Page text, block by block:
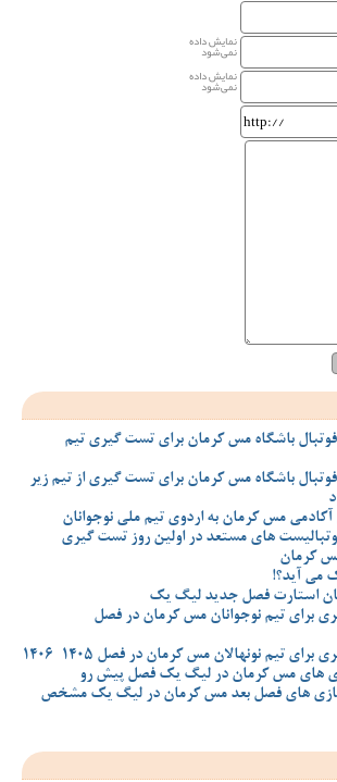
نمایش داده
نمی‌شود
نمایش داده
نمی‌شود
فوتبال باشگاه مس کرمان برای تست گیری تیم
باشگاه مس کرمان برای تست گیری از تیم زیر
مس کرمان به اردوی تیم ملی نوجوانان
های مستعد در اولین روز تست گیری
کرمان
استارت فصل جدید لیگ یک
برای تیم نوجوانان مس کرمان در فصل
تیم نونهالان مس کرمان در فصل 1405-1406
های مس کرمان در لیگ یک فصل پیش رو
بازی های فصل بعد مس کرمان در لیگ یک مشخص